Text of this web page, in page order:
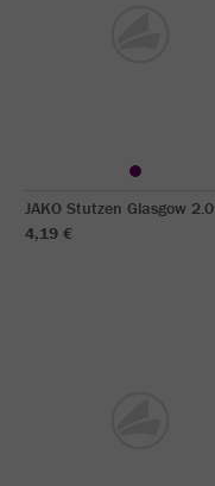
JAKO Stutzen Glasgow 2.0
4,19 €